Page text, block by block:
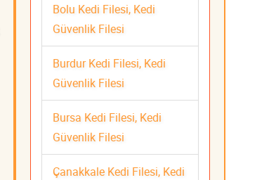
Bolu Kedi Filesi, Kedi
Güvenlik Filesi
Burdur Kedi Filesi, Kedi
Güvenlik Filesi
Bursa Kedi Filesi, Kedi
Güvenlik Filesi
Çanakkale Kedi Filesi, Kedi